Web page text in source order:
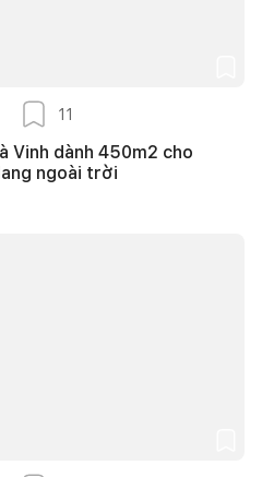
11
Vinh dành 450m2 cho
ngoài trời